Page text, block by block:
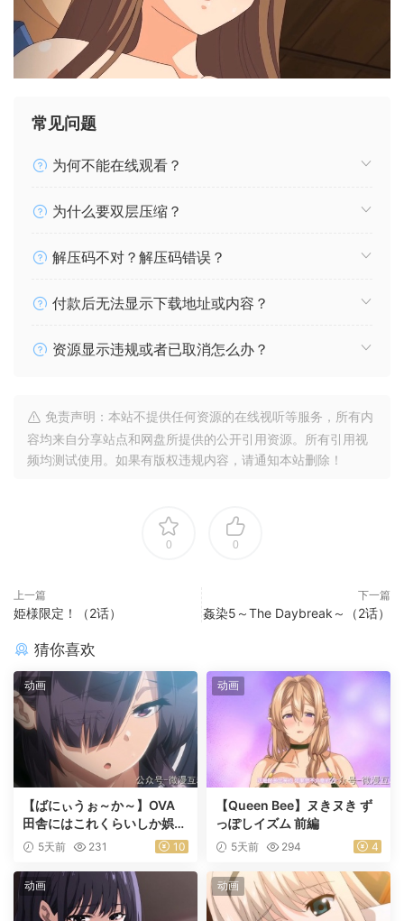
常见问题
为何不能在线观看？
为什么要双层压缩？
解压码不对？解压码错误？
付款后无法显示下载地址或内容？
资源显示违规或者已取消怎么办？
免责声明：本站不提供任何资源的在线视听等服务，所有内
容均来自分享站点和网盘所提供的公开引用资源。所有引用视
频均测试使用。如果有版权违规内容，请通知本站删除！
0 0
上一篇
姫様限定！（2话）
下一篇
姦染5～The Daybreak～（2话）
猜你喜欢
动画
【ばにぃうぉ～か～】OVA
田舎にはこれくらいしか娯楽
がない ＃1乡下几乎没有娱乐
5天前 231 10
动画
【Queen Bee】ヌきヌき ず
っぽしイズム 前編
5天前 294 4
动画 动画